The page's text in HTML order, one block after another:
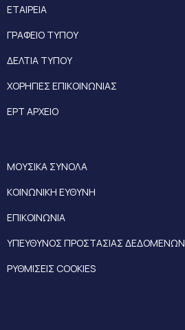
ΕΤΑΙΡΕΙΑ
ΓΡΑΦΕΙΟ ΤΥΠΟΥ
ΔΕΛΤΙΑ ΤΥΠΟΥ
ΧΟΡΗΓΙΕΣ ΕΠΙΚΟΙΝΩΝΙΑΣ
ΕΡΤ ΑΡΧΕΙΟ
ΜΟΥΣΙΚΑ ΣΥΝΟΛΑ
ΚΟΙΝΩΝΙΚΗ ΕΥΘΥΝΗ
ΕΠΙΚΟΙΝΩΝΙΑ
ΥΠΕΥΘΥΝΟΣ ΠΡΟΣΤΑΣΙΑΣ ΔΕΔΟΜΕΝΩΝ
ΡΥΘΜΙΣΕΙΣ COOKIES